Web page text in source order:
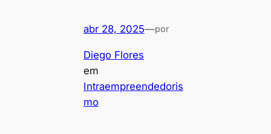
abr 28, 2025—por
Diego Flores
em
Intraempreendedoris
mo